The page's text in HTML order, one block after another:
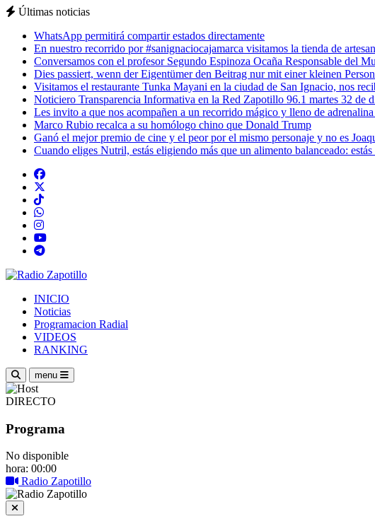
Últimas noticias
WhatsApp permitirá compartir estados directamente
En nuestro recorrido por #sanignaciocajamarca visitamos la tienda de
Conversamos con el profesor Segundo Espinoza Ocaña Responsable del
Dies passiert, wenn der Eigentümer den Beitrag nur mit einer kleinen
Visitamos el restaurante Tunka Mayani en la ciudad de San Ignacio, nos
Noticiero Transparencia Informativa en la Red Zapotillo 96.1 martes 32 de
Les invito a que nos acompañen a un recorrido mágico y lleno de
Marco Rubio recalca a su homólogo chino que Donald Trump
Ganó el mejor premio de cine y el peor por el mismo personaje y no es
Cuando eliges Nutril, estás eligiendo más que un alimento balanceado:
INICIO
Noticias
Programacion Radial
VIDEOS
RANKING
menu
DIRECTO
Programa
No disponible
hora: 00:00
Radio Zapotillo